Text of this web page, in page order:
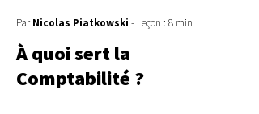
Par Nicolas Piatkowski - Leçon : 8 min
À quoi sert la
Comptabilité ?